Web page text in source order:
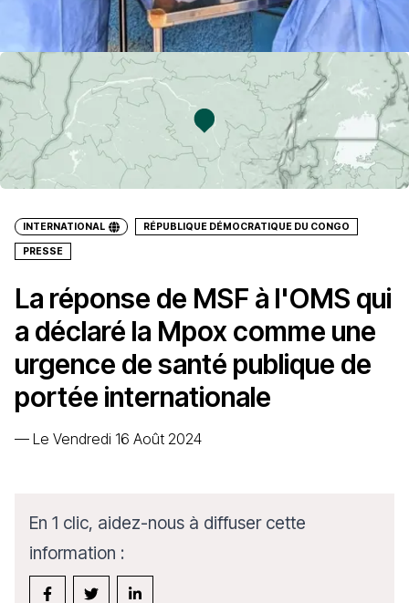
INTERNATIONAL RÉPUBLIQUE DÉMOCRATIQUE DU CONGO
PRESSE
La réponse de MSF à l'OMS qui
a déclaré la Mpox comme une
urgence de santé publique de
portée internationale
— Le Vendredi 16 Août 2024
En 1 clic, aidez-nous à diffuser cette
information :